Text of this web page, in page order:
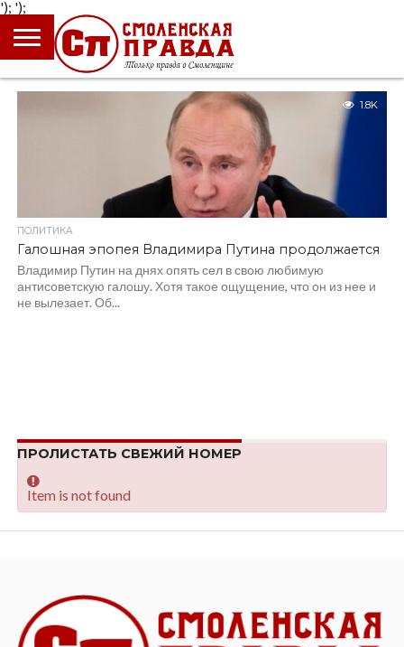
');
ГЛАВНАЯ
НОВОСТИ
ПРОИСШЕСТВИЯ
ПОЛИТИКА
КУЛЬТУРА
ЭКОНОМИКА
ОБЩЕСТВО
БЛОГИ
1.8K
ПОЛИТИКА
Галошная эпопея Владимира Путина продолжается
Владимир Путин на днях опять сел в свою любимую
антисоветскую галошу. Хотя такое ощущение, что он из нее и
не вылезает. Об...
ПРОЛИСТАТЬ СВЕЖИЙ НОМЕР
Item is not found
');